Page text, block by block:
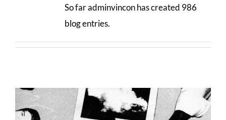
So far adminvincon has created 986
blog entries.